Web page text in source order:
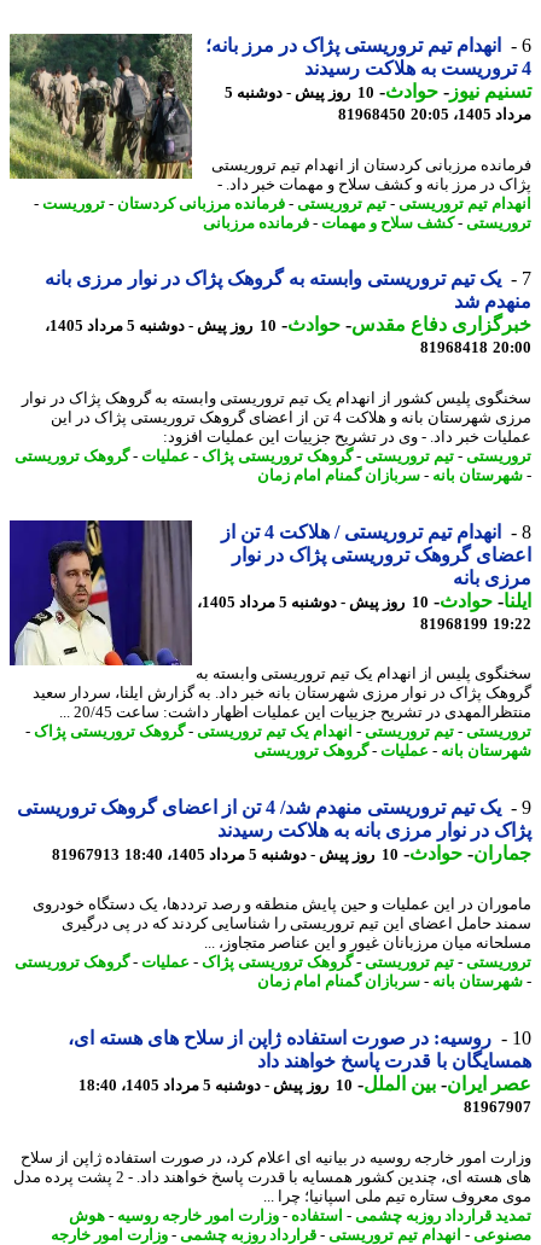
انهدام تیم تروریستی پژاک در مرز بانه؛
نیوز-حوادث -
10 روز پیش - دوشنبه 5
20:05
81968450
مرزبانی کردستان از انهدام تیم تروریستی
در مرز بانه و کشف سلاح و مهمات خبر داد. -
تیم تروریستی-تیم تروریستی-فرمانده مرزبانی کردستان-تروریست-
-کشف سلاح و مهمات-فرمانده مرزبانی
یک تیم تروریستی وابسته به گروهک پژاک در نوار مرزی بانه
شد
دفاع مقدس-حوادث -
10 روز پیش - دوشنبه 5 مرداد 1405،
81968418
پلیس کشور از انهدام یک تیم تروریستی وابسته به گروهک پژاک در نوار
مرزی شهرستان بانه و هلاکت 4 تن از اعضای گروهک تروریستی پژاک در این
خبر داد. - وی در تشریح جزییات این عملیات افزود:
-تیم تروریستی-گروهک تروریستی پژاک- عملیات-گروهک تروریستی
بانه-سربازان گمنام امام زمان
انهدام تیم تروریستی / هلاکت 4 تن از
گروهک تروریستی پژاک در نوار
بانه
-حوادث -
10 روز پیش - دوشنبه 5 مرداد 1405،
81968199
پلیس از انهدام یک تیم تروریستی وابسته به
پژاک در نوار مرزی شهرستان بانه خبر داد. به گزارش ایلنا، سردار سعید
در تشریح جزییات این عملیات اظهار داشت: ساعت 20/45 ...
-تیم تروریستی-انهدام یک تیم تروریستی-گروهک تروریستی پژاک-
بانه-عملیات-گروهک تروریستی
یک تیم تروریستی منهدم شد/ 4 تن از اعضای گروهک تروریستی
در نوار مرزی بانه به هلاکت رسیدند
- حوادث -10 روز پیش - دوشنبه 5 مرداد 1405، 18:40 81967913
در این عملیات و حین پایش منطقه و رصد ترددها، یک دستگاه خودروی
حامل اعضای این تیم تروریستی را شناسایی کردند که در پی درگیری
میان مرزبانان غیور و این عناصر متجاوز، ...
-تیم تروریستی-گروهک تروریستی پژاک- عملیات-گروهک تروریستی
بانه-سربازان گمنام امام زمان
روسیه: در صورت استفاده ژاپن از سلاح های هسته ای،
با قدرت پاسخ خواهند داد
ایران- بین الملل-10 روز پیش - دوشنبه 5 مرداد 1405، 18:40
امور خارجه روسیه در بیانیه ای اعلام کرد، در صورت استفاده ژاپن از سلاح
های هسته ای، چندین کشور همسایه با قدرت پاسخ خواهند داد. - 2 پشت پرده مدل
معروف ستاره تیم ملی اسپانیا؛ چرا ...
قرارداد روزبه چشمی-استفاده-وزارت امور خارجه روسیه-هوش
-انهدام تیم تروریستی-قرارداد روزبه چشمی-وزارت امور خارجه